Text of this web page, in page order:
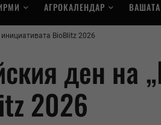
АГРОКАЛЕНДАР
BioBlitz 2026
ден на
2026